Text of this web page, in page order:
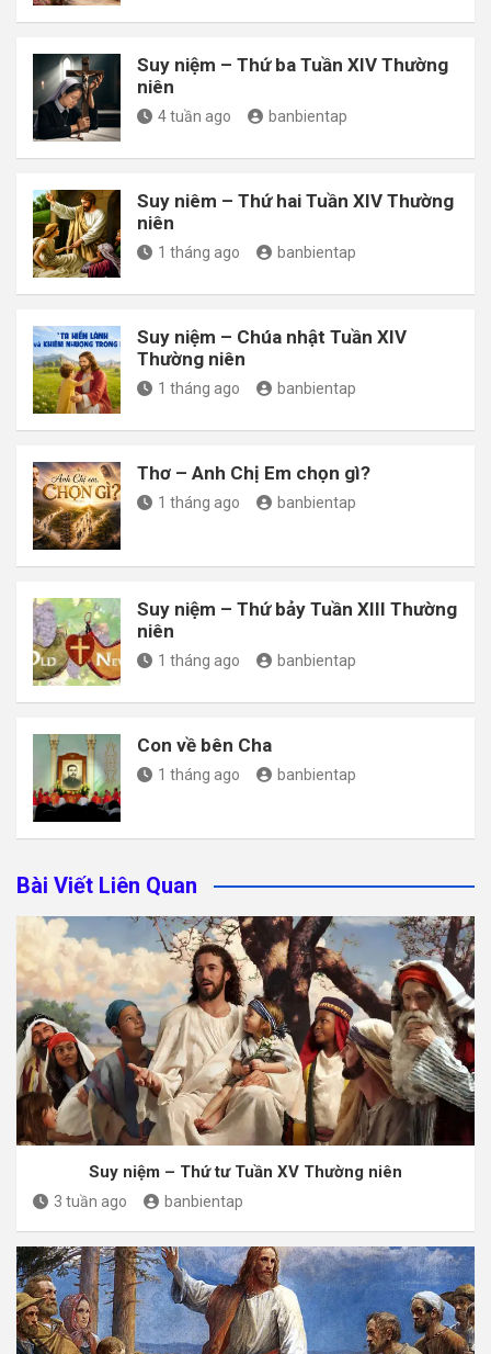
Suy niệm – Thứ ba Tuần XIV Thường
niên
4 tuần ago banbientap
Suy niêm – Thứ hai Tuần XIV Thường
niên
1 tháng ago banbientap
Suy niệm – Chúa nhật Tuần XIV
Thường niên
1 tháng ago banbientap
Thơ – Anh Chị Em chọn gì?
1 tháng ago banbientap
Suy niệm – Thứ bảy Tuần XIII Thường
niên
1 tháng ago banbientap
Con về bên Cha
1 tháng ago banbientap
Bài Viết Liên Quan
Suy niệm – Thứ tư Tuần XV Thường niên
3 tuần ago banbientap